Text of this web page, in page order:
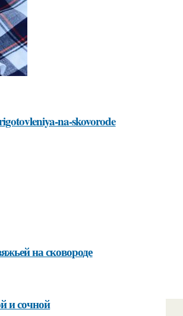
na-skovorode
на сковороде
и сочной